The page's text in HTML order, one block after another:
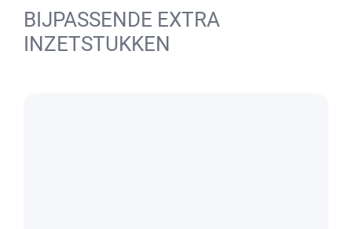
BIJPASSENDE EXTRA
INZETSTUKKEN